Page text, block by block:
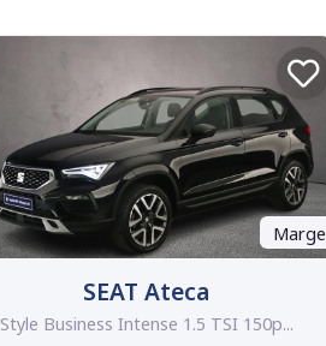
Marge
SEAT Ateca
Style Business Intense 1.5 TSI 150p...